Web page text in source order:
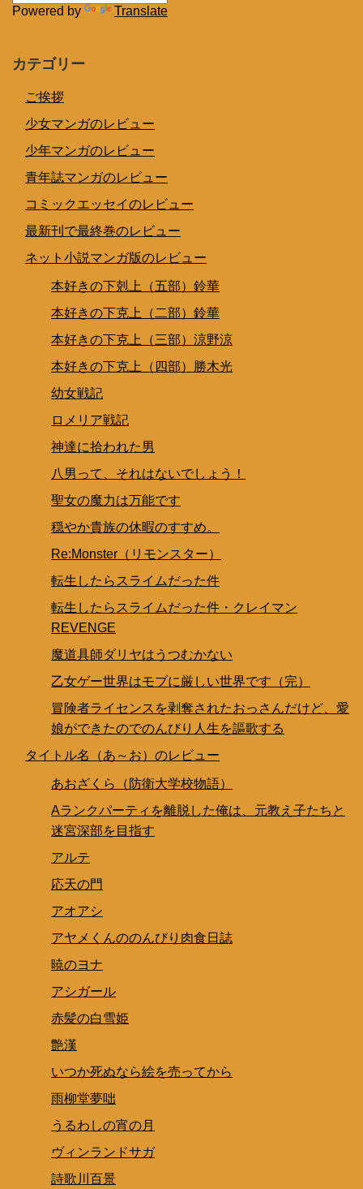
Powered by Translate
カテゴリー
ご挨拶
少女マンガのレビュー
少年マンガのレビュー
青年誌マンガのレビュー
コミックエッセイのレビュー
最新刊で最終巻のレビュー
ネット小説マンガ版のレビュー
本好きの下剋上（五部）鈴華
本好きの下克上（二部）鈴華
本好きの下克上（三部）涼野涼
本好きの下克上（四部）勝木光
幼女戦記
ロメリア戦記
神達に拾われた男
八男って、それはないでしょう！
聖女の魔力は万能です
穏やか貴族の休暇のすすめ。
Re:Monster（リモンスター）
転生したらスライムだった件
転生したらスライムだった件・クレイマン
REVENGE
魔道具師ダリヤはうつむかない
乙女ゲー世界はモブに厳しい世界です（完）
冒険者ライセンスを剥奪されたおっさんだけど、愛
娘ができたのでのんびり人生を謳歌する
タイトル名（あ～お）のレビュー
あおざくら（防衛大学校物語）
Aランクパーティを離脱した俺は、元教え子たちと
迷宮深部を目指す
アルテ
応天の門
アオアシ
アヤメくんののんびり肉食日誌
暁のヨナ
アシガール
赤髪の白雪姫
艶漢
いつか死ぬなら絵を売ってから
雨柳堂夢咄
うるわしの宵の月
ヴィンランドサガ
詩歌川百景